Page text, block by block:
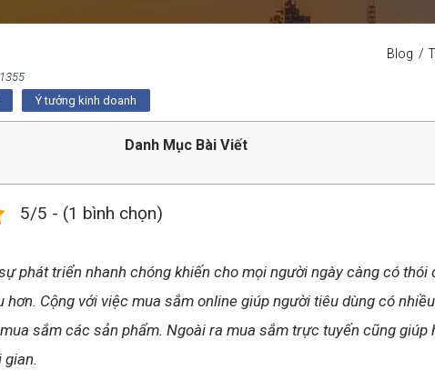
Blog
Ý tưởng kinh doanh
Danh Mục Bài Viết
5/5 - (1 bình chọn)
phát triển nhanh chóng khiến cho mọi người ngày càng có thói
hơn. Cộng với việc mua sắm online giúp người tiêu dùng có
sắm các sản phẩm. Ngoài ra mua sắm trực tuyến cũng giúp
gian.